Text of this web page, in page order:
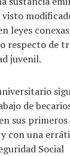
visto
leyes
respecto de
juvenil.
de
sus primeros
con una
Social